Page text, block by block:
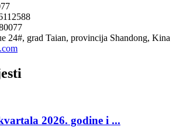
24#, grad Taian, provincija Shandong, Kina
2026. godine i ...